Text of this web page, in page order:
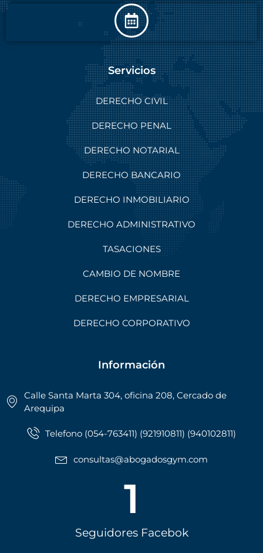
Servicios
DERECHO CIVIL
DERECHO PENAL
DERECHO NOTARIAL
DERECHO BANCARIO
DERECHO INMOBILIARIO
DERECHO ADMINISTRATIVO
TASACIONES
CAMBIO DE NOMBRE
DERECHO EMPRESARIAL
DERECHO CORPORATIVO
Información
Calle Santa Marta 304, oficina 208, Cercado de
Arequipa
Telefono (054-763411) (921910811) (940102811)
consultas@abogadosgym.com
Seguidores Facebok
1